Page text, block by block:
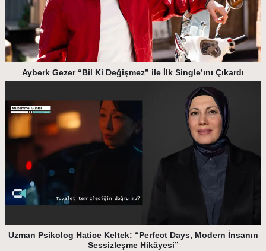
Ayberk Gezer “Bil Ki Değişmez” ile İlk Single’ını Çıkardı
Uzman Psikolog Hatice Keltek: “Perfect Days, Modern İnsanın
Sessizleşme Hikâyesi”